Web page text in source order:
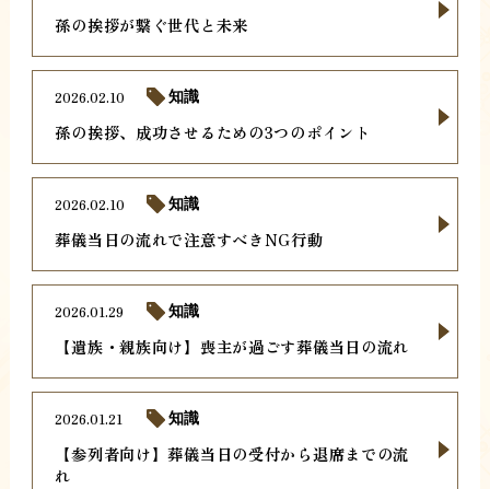
孫の挨拶が繋ぐ世代と未来
孫の挨拶、成功させるための3つのポイント
2026.02.10 知識
葬儀当日の流れで注意すべきNG行動
2026.02.10 知識
【遺族・親族向け】喪主が過ごす葬儀当日の流れ
2026.01.29 知識
【参列者向け】葬儀当日の受付から退席までの流
れ
2026.01.21 知識